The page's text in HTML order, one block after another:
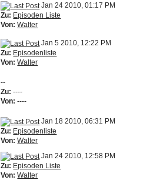
Jan 24 2010, 01:17 PM
Zu: Episoden Liste
Von: Walter
Jan 5 2010, 12:22 PM
Zu: Episodenliste
Von: Walter
--
Zu: ----
Von: ----
Jan 18 2010, 06:31 PM
Zu: Episodenliste
Von: Walter
Jan 24 2010, 12:58 PM
Zu: Episoden Liste
Von: Walter